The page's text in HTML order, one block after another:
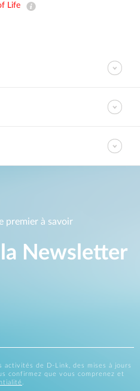
Life
premier à savoir
Newsletter
de D-Link, des mises à jours
confirmez que vous comprenez et
.